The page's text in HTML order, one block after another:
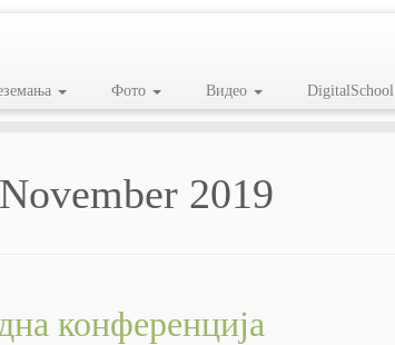
Фото Видео DigitalSchool
November 2019
конференција